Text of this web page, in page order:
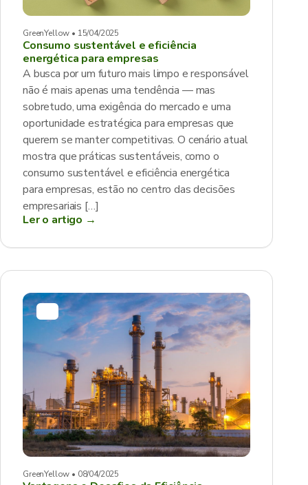
GreenYellow • 15/04/2025
Consumo sustentável e eficiência
energética para empresas
A busca por um futuro mais limpo e responsável
não é mais apenas uma tendência — mas
sobretudo, uma exigência do mercado e uma
oportunidade estratégica para empresas que
querem se manter competitivas. O cenário atual
mostra que práticas sustentáveis, como o
consumo sustentável e eficiência energética
para empresas, estão no centro das decisões
empresariais […]
Ler o artigo →
GreenYellow • 08/04/2025